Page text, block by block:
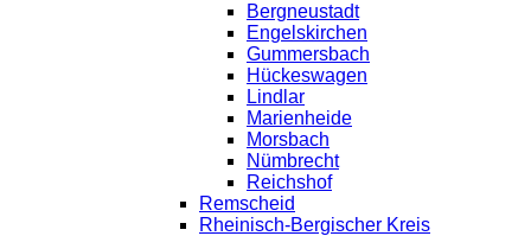
Bergneustadt
Engelskirchen
Gummersbach
Hückeswagen
Lindlar
Marienheide
Morsbach
Nümbrecht
Reichshof
Remscheid
Rheinisch-Bergischer Kreis